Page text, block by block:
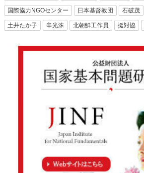
国際協力NGOセンター 日本基督教団 石破茂
土井たか子 辛光洙 北朝鮮工作員 挺対協